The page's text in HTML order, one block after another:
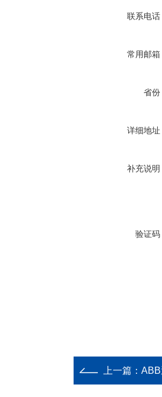
联系电话
常用邮箱
省份
详细地址
补充说明
验证码
上一篇：